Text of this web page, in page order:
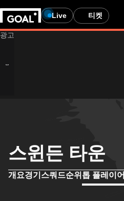
Live 티켓
스윈든 타운
개요경기 스쿼드순위 톱 플레이어